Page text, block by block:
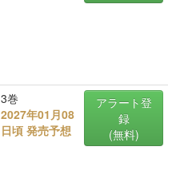
3巻
2027年01月08
日頃 発売予想
アラート登
録
(無料)